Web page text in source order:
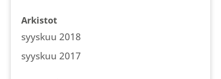
Arkistot
syyskuu 2018
syyskuu 2017